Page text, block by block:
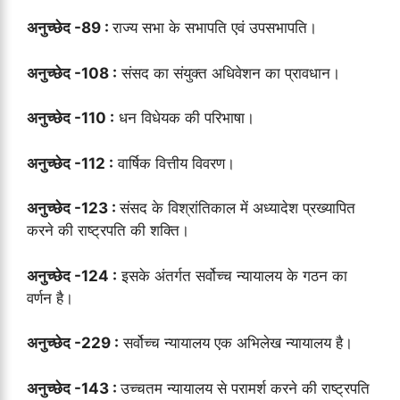
अनुच्छेद -89 :राज्य सभा के सभापति एवं उपसभापति।
अनुच्छेद -108 : संसद का संयुक्त अधिवेशन का प्रावधान।
अनुच्छेद -110 : धन विधेयक की परिभाषा।
अनुच्छेद -112 : वार्षिक वित्तीय विवरण।
अनुच्छेद -123 :संसद के विश्रांतिकाल में अध्यादेश प्रख्यापित
करने की राष्ट्रपति की शक्ति।
अनुच्छेद -124 : इसके अंतर्गत सर्वोच्च न्यायालय के गठन का
वर्णन है।
अनुच्छेद -229 : सर्वोच्च न्यायालय एक अभिलेख न्यायालय है।
अनुच्छेद -143 :उच्चतम न्यायालय से परामर्श करने की राष्ट्रपति